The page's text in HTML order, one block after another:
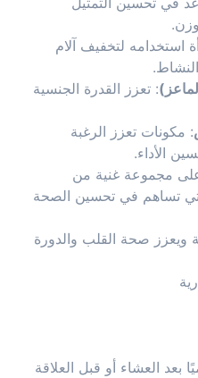
استخدامه لتخفيف آلام
: تعزز القدرة الجنسية
: مكونات تعزز الرغبة
الأداء.
مجموعة غنية من
تساهم في تحسين الصحة
ويعزز صحة القلب والدورة
العشاء أو قبل العلاقة